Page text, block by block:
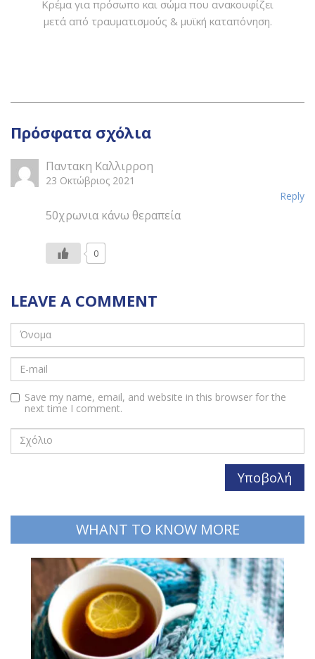
ARNICA CREAM
Πρόσφατα σχόλια
23 Οκτώβριος 2021
50χρωνια κάνω θεραπεία
LEAVE A COMMENT
Save my name, email, and website in this browser for the
next time I comment.
WHANT TO KNOW MORE